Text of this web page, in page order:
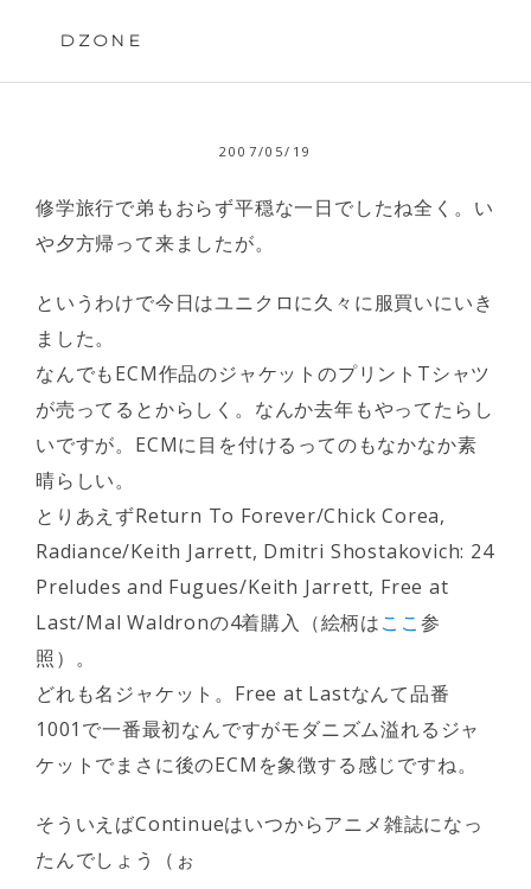
DZONE
2007/05/19
修学旅行で弟もおらず平穏な一日でしたね全く。い
や夕方帰って来ましたが。
というわけで今日はユニクロに久々に服買いにいき
ました。
なんでもECM作品のジャケットのプリントTシャツ
が売ってるとからしく。なんか去年もやってたらし
いですが。ECMに目を付けるってのもなかなか素
晴らしい。
とりあえずReturn To Forever/Chick Corea,
Radiance/Keith Jarrett, Dmitri Shostakovich: 24
Preludes and Fugues/Keith Jarrett, Free at
Last/Mal Waldronの4着購入（絵柄はここ参
照）。
どれも名ジャケット。Free at Lastなんて品番
1001で一番最初なんですがモダニズム溢れるジャ
ケットでまさに後のECMを象徴する感じですね。
そういえばContinueはいつからアニメ雑誌になっ
たんでしょう（ぉ